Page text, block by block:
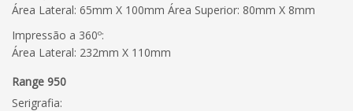
Área Lateral: 65mm X 100mm Área Superior: 80mm X 8mm
Impressão a 360º:
Área Lateral: 232mm X 110mm
Range 950
Serigrafia: